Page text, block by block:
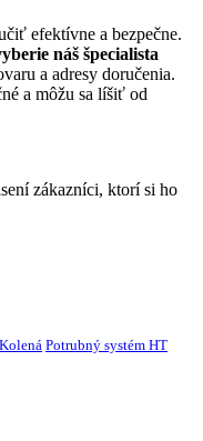
efektívne a bezpečne.
náš špecialista
a adresy doručenia.
a môžu sa líšiť od
zákazníci, ktorí si ho
Kolená Potrubný systém HT